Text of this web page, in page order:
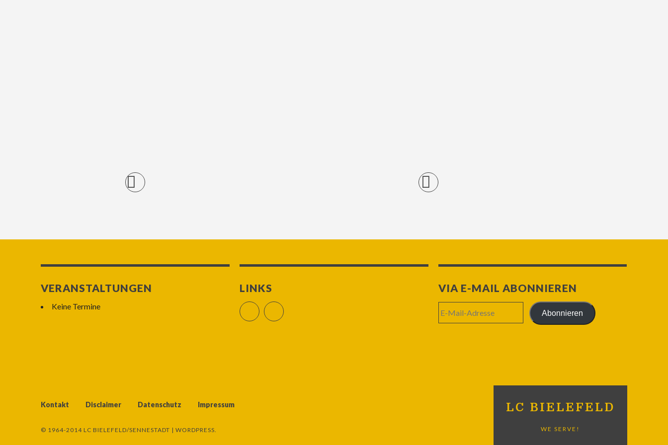
VERANSTALTUNGEN
Keine Termine
LINKS
FacebookRSS Feed
VIA E-MAIL ABONNIEREN
Mail-
Adresse
Abonnieren
Kontakt Disclaimer Datenschutz Impressum
© 1964-2014 LC BIELEFELD/SENNESTADT | WORDPRESS.
LC BIELEFELD
WE SERVE!